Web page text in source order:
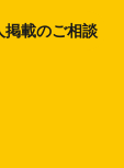
掲載のご相談